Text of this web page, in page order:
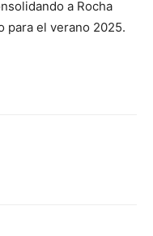
a Rocha
para el verano 2025.